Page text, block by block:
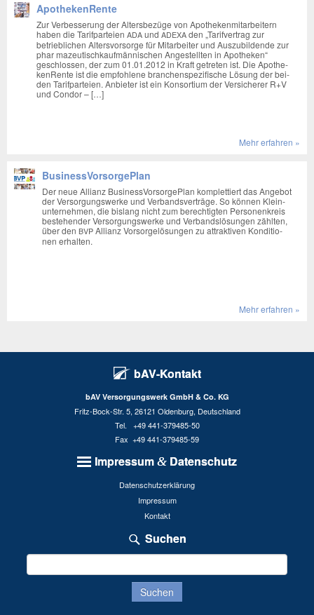
ApothekenRente
Zur Ver­bes­se­rung der Alters­be­zü­ge von Apo­the­ken­mit­ar­bei­tern
haben die Tarif­par­tei­en ADA und ADEXA den „Tarif­ver­trag zur
betrieb­li­chen Alters­vor­sor­ge für Mit­ar­bei­ter und Aus­zu­bil­den­de zur
phar mazeu­tisch­kauf­män­ni­schen Ange­stell­ten in Apo­the­ken“
geschlos­sen, der zum 01.01.2012 in Kraft getre­ten ist. Die Apo­the­
ken­Ren­te ist die emp­foh­le­ne bran­chen­spe­zi­fi­sche Lösung der bei­
den Tarif­par­tei­en. Anbie­ter ist ein Kon­sor­ti­um der Ver­si­che­rer R+V
und Con­dor – […]
Mehr erfah­ren »
BusinessVorsorgePlan
Der neue Alli­anz Busi­ness­Vor­sor­ge­Plan kom­plet­tiert das Ange­bot
der Ver­sor­gungs­wer­ke und Ver­bands­ver­trä­ge. So kön­nen Klein­
un­ter­neh­men, die bis­lang nicht zum berech­tig­ten Per­so­nen­kreis
bestehen­der Ver­sor­gungs­wer­ke und Ver­bands­lö­sun­gen zähl­ten,
über den BVP Alli­anz Vor­sor­ge­lö­sun­gen zu attrak­ti­ven Kon­di­tio­
nen erhal­ten.
Mehr erfah­ren »
bAV-Kontakt
bAV Versorgungswerk GmbH & Co. KG
Fritz-Bock-Str. 5, 26121 Oldenburg, Deutschland
Tel. +49 441-379485-50
Fax +49 441-379485-59
Impressum & Datenschutz
Datenschutzerklärung
Impressum
Kontakt
Suchen
Suchen